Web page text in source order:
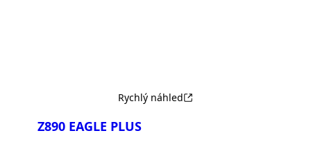
Rychlý náhled
Z890 EAGLE PLUS